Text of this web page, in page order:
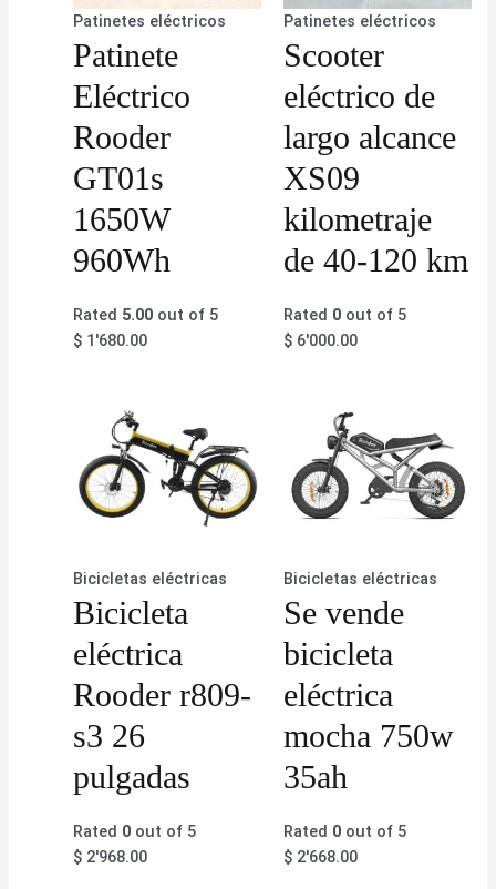
Patinetes eléctricos
Patinete
Eléctrico
Rooder
GT01s
1650W
960Wh
Rated 5.00 out of 5
$ 1'680.00
Patinetes eléctricos
Scooter
eléctrico de
largo alcance
XS09
kilometraje
de 40-120 km
Rated 0out of 5
$6'000.00
Bicicletas eléctricas
Bicicleta
eléctrica
Rooder r809-
s3 26
pulgadas
Rated 0 out of 5
$ 2'968.00
Bicicletas eléctricas
Se vende
bicicleta
eléctrica
mocha 750w
35ah
Rated 0out of 5
$2'668.00